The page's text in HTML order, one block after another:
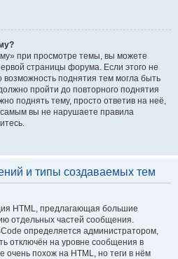
при просмотре темы, вы можете
страницы форума. Если этого не
возможность поднятия тем могла быть
пройти до повторного поднятия
поднять тему, просто ответив на неё,
самым вы не нарушаете правила
и типы создаваемых тем
HTML, предлагающая большие
отдельных частей сообщения.
определяется администратором,
отключён на уровне сообщения в
очень похож на HTML, но теги в нём